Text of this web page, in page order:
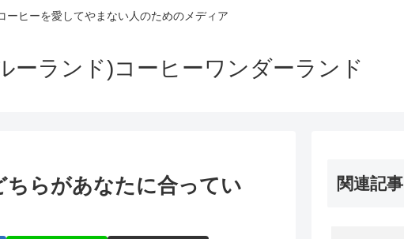
ーヒーを愛してやまない人のためのメディア
ーランド)コーヒーワンダーランド
らがあなたに合ってい
関連記事